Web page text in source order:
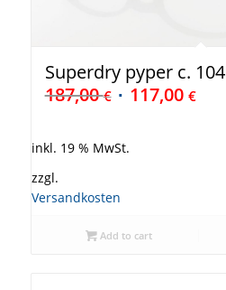
Superdry pyper c. 104
187,00€ 117,00 €
inkl. 19 % MwSt.
zzgl.
Versandkosten
Add to cart